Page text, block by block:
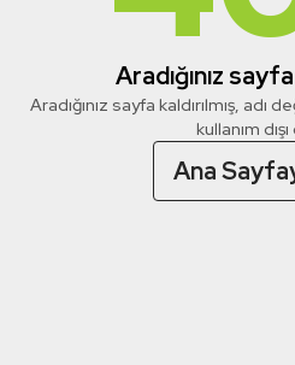
Aradığınız
Aradığınız sayfa kaldırılmış, adı
kullanım
Ana